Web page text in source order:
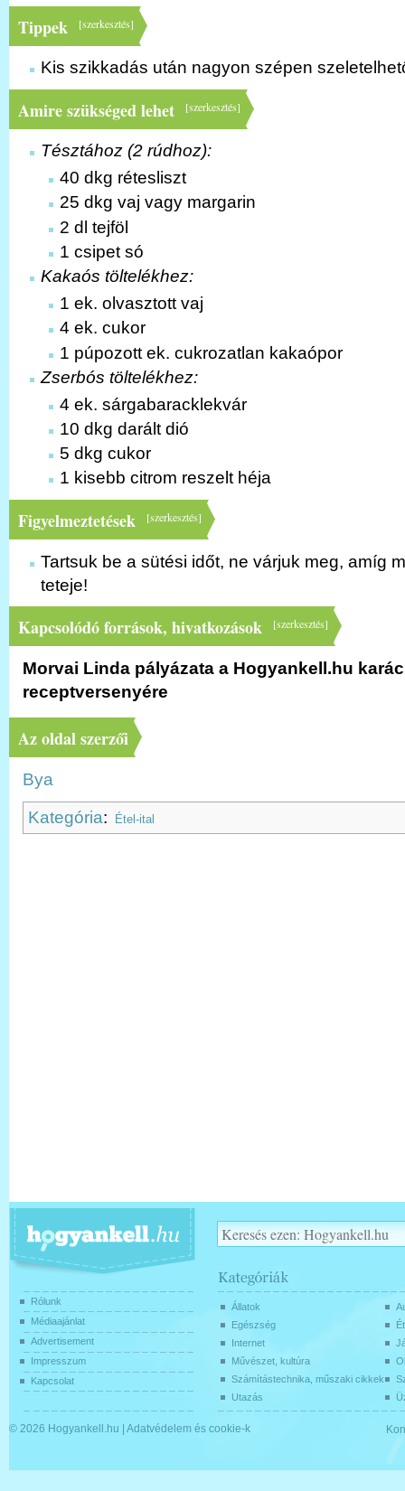
[szerkesztés]
Tippek
Kis szikkadás után nagyon szépen
[szerkesztés]
Amire szükséged lehet
Tésztához (2 rúdhoz):
40 dkg rétesliszt
25 dkg vaj vagy margarin
2 dl tejföl
1 csipet só
Kakaós töltelékhez:
1 ek. olvasztott vaj
4 ek. cukor
1 púpozott ek. cukrozatlan kakaópor
Zserbós töltelékhez:
4 ek. sárgabaracklekvár
10 dkg darált dió
5 dkg cukor
1 kisebb citrom reszelt héja
[szerkesztés]
Figyelmeztetések
Tartsuk be a sütési időt, ne várjuk meg, amíg
teteje!
[szerkesztés]
Kapcsolódó források, hivatkozások
Morvai Linda pályázata a Hogyankell.hu
receptversenyére
Az oldal szerzői
Bya
Kategória: Étel-ital
Állatok
Egészség
Internet
Művészet, kultúra
Számítástechnika, műszaki cikkek
Utazás
Rólunk
Médiaajánlat
Advertisement
Impresszum
Kapcsolat
© 2026 Hogyankell.hu Adatvédelem és cookie-k